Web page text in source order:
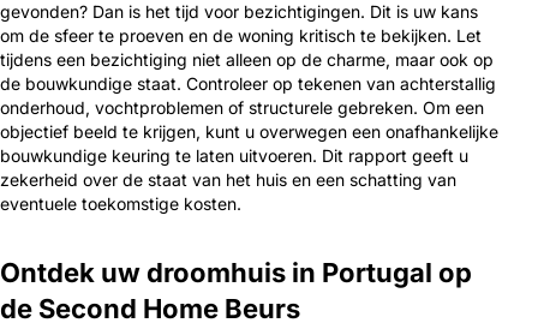
gevonden? Dan is het tijd voor bezichtigingen. Dit is uw kans
om de sfeer te proeven en de woning kritisch te bekijken. Let
tijdens een bezichtiging niet alleen op de charme, maar ook op
de bouwkundige staat. Controleer op tekenen van achterstallig
onderhoud, vochtproblemen of structurele gebreken. Om een
objectief beeld te krijgen, kunt u overwegen een onafhankelijke
bouwkundige keuring te laten uitvoeren. Dit rapport geeft u
zekerheid over de staat van het huis en een schatting van
eventuele toekomstige kosten.
Ontdek uw droomhuis in Portugal op
de Second Home Beurs